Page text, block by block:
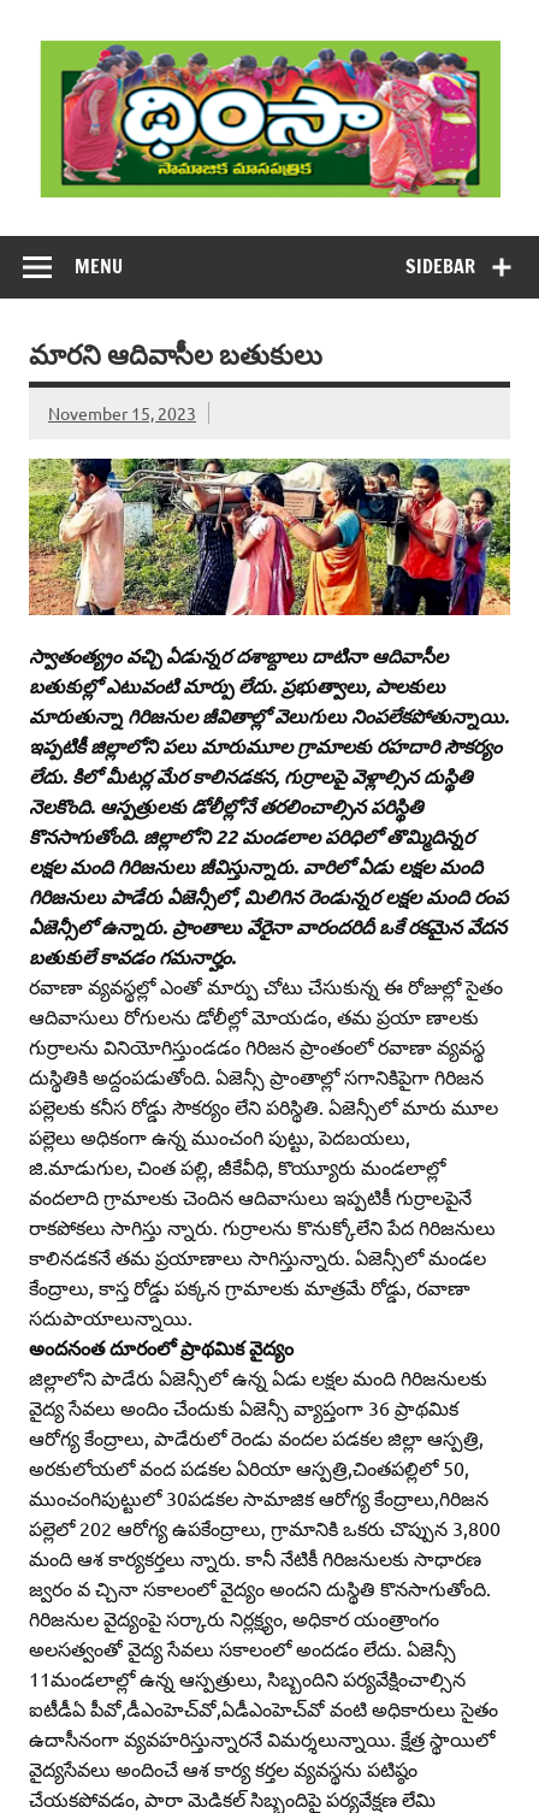
content
DHIMSA
SIDEBAR
MENU
మారని ఆదివాసీల బతుకులు
November 15, 2023
స్వాతంత్య్రం వచ్చి ఏడున్నర దశాబ్దాలు దాటినా ఆదివాసీల
బతుకుల్లో ఎటువంటి మార్పు లేదు. ప్రభుత్వాలు, పాలకులు
మారుతున్నా గిరిజనుల జీవితాల్లో వెలుగులు నింపలేకపోతున్నాయి.
ఇప్పటికీ జిల్లాలోని పలు మారుమూల గ్రామాలకు రహదారి సౌకర్యం
లేదు. కిలో మీటర్ల మేర కాలినడకన, గుర్రాలపై వెళ్లాల్సిన దుస్థితి
నెలకొంది. ఆస్పత్రులకు డోలీల్లోనే తరలించాల్సిన పరిస్థితి
కొనసాగుతోంది. జిల్లాలోని 22 మండలాల పరిధిలో తొమ్మిదిన్నర
లక్షల మంది గిరిజనులు జీవిస్తున్నారు. వారిలో ఏడు లక్షల మంది
గిరిజనులు పాడేరు ఏజెన్సీలో, మిలిగిన రెండున్నర లక్షల మంది రంప
ఏజెన్సీలో ఉన్నారు. ప్రాంతాలు వేరైనా వారందరిదీ ఒకే రకమైన వేదన
బతుకులే కావడం గమనార్హం.
రవాణా వ్యవస్థల్లో ఎంతో మార్పు చోటు చేసుకున్న ఈ రోజుల్లో సైతం
ఆదివాసులు రోగులను డోలీల్లో మోయడం, తమ ప్రయా ణాలకు
గుర్రాలను వినియోగిస్తుండడం గిరిజన ప్రాంతంలో రవాణా వ్యవస్థ
దుస్థితికి అద్దంపడుతోంది. ఏజెన్సీ ప్రాంతాల్లో సగానికిపైగా గిరిజన
పల్లెలకు కనీస రోడ్డు సౌకర్యం లేని పరిస్థితి. ఏజెన్సీలో మారు మూల
పల్లెలు అధికంగా ఉన్న ముంచంగి పుట్టు, పెదబయలు,
జి.మాడుగుల, చింత పల్లి, జీకేవీధి, కొయ్యూరు మండలాల్లో
వందలాది గ్రామాలకు చెందిన ఆదివాసులు ఇప్పటికీ గుర్రాలపైనే
రాకపోకలు సాగిస్తు న్నారు. గుర్రాలను కొనుక్కోలేని పేద గిరిజనులు
కాలినడకనే తమ ప్రయాణాలు సాగిస్తున్నారు. ఏజెన్సీలో మండల
కేంద్రాలు, కాస్త రోడ్డు పక్కన గ్రామాలకు మాత్రమే రోడ్డు, రవాణా
సదుపాయాలున్నాయి.
అందనంత దూరంలో ప్రాథమిక వైద్యం
జిల్లాలోని పాడేరు ఏజెన్సీలో ఉన్న ఏడు లక్షల మంది గిరిజనులకు
వైద్య సేవలు అందిం చేందుకు ఏజెన్సీ వ్యాప్తంగా 36 ప్రాథమిక
ఆరోగ్య కేంద్రాలు, పాడేరులో రెండు వందల పడకల జిల్లా ఆస్పత్రి,
అరకులోయలో వంద పడకల ఏరియా ఆస్పత్రి,చింతపల్లిలో 50,
ముంచంగిపుట్టులో 30పడకల సామాజిక ఆరోగ్య కేంద్రాలు,గిరిజన
పల్లెలో 202 ఆరోగ్య ఉపకేంద్రాలు, గ్రామానికి ఒకరు చొప్పున 3,800
మంది ఆశ కార్యకర్తలు న్నారు. కానీ నేటికీ గిరిజనులకు సాధారణ
జ్వరం వ చ్చినా సకాలంలో వైద్యం అందని దుస్థితి కొనసాగుతోంది.
గిరిజనుల వైద్యంపై సర్కారు నిర్లక్ష్యం, అధికార యంత్రాంగం
అలసత్వంతో వైద్య సేవలు సకాలంలో అందడం లేదు. ఏజెన్సీ
11మండలాల్లో ఉన్న ఆస్పత్రులు, సిబ్బందిని పర్యవేక్షించాల్సిన
ఐటీడీఏ పీవో,డీఎంహెచ్‌వో,ఏడీఎంహెచ్‌వో వంటి అధికారులు సైతం
ఉదాసీనంగా వ్యవహరిస్తున్నారనే విమర్శలున్నాయి. క్షేత్ర స్థాయిలో
వైద్యసేవలు అందించే ఆశ కార్య కర్తల వ్యవస్థను పటిష్ఠం
చేయకపోవడం, పారా మెడికల్‌ సిబ్బందిపై పర్యవేక్షణ లేమి